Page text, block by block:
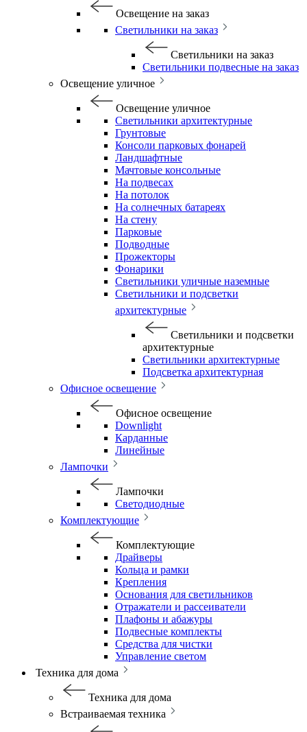
Освещение на заказ
Светильники на заказ
Светильники на заказ
Светильники подвесные на заказ
Освещение уличное
Освещение уличное
Светильники архитектурные
Грунтовые
Консоли парковых фонарей
Ландшафтные
Мачтовые консольные
На подвесах
На потолок
На солнечных батареях
На стену
Парковые
Подводные
Прожекторы
Фонарики
Светильники уличные наземные
Светильники и подсветки
архитектурные
Светильники и подсветки
архитектурные
Светильники архитектурные
Подсветка архитектурная
Офисное освещение
Офисное освещение
Downlight
Карданные
Линейные
Лампочки
Лампочки
Светодиодные
Комплектующие
Комплектующие
Драйверы
Кольца и рамки
Крепления
Основания для светильников
Отражатели и рассеиватели
Плафоны и абажуры
Подвесные комплекты
Средства для чистки
Управление светом
Техника для дома
Техника для дома
Встраиваемая техника